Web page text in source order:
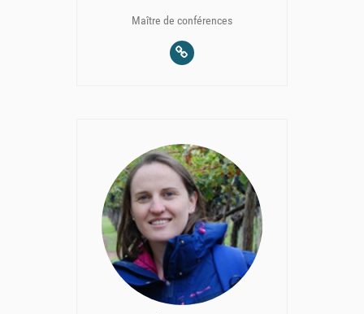
Maître de conférences